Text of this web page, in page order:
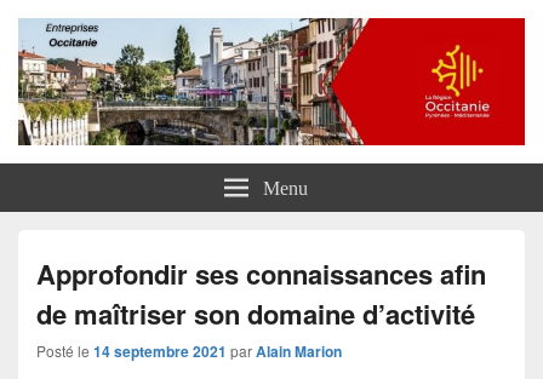
Entreprises Occitanie
Menu
Approfondir ses connaissances afin
de maîtriser son domaine d’activité
Posté le 14 septembre 2021 parAlain Marion